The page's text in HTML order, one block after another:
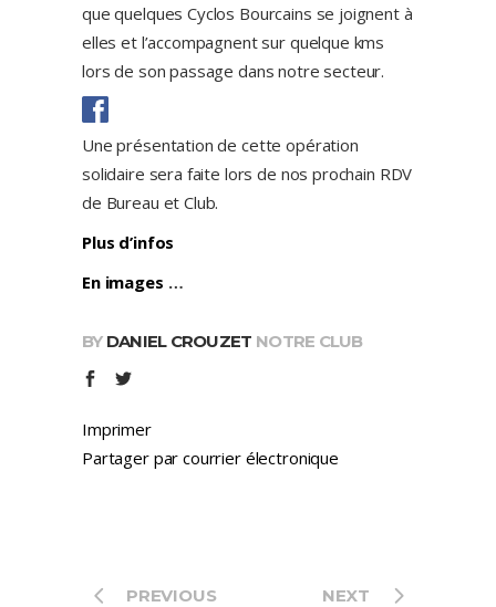
que quelques Cyclos Bourcains se joignent à
elles et l’accompagnent sur quelque kms
lors de son passage dans notre secteur.
Une présentation de cette opération
solidaire sera faite lors de nos prochain RDV
de Bureau et Club.
Plus d’infos
En images …
BY DANIEL CROUZET NOTRE CLUB
Imprimer
Partager par courrier électronique
PREVIOUS NEXT